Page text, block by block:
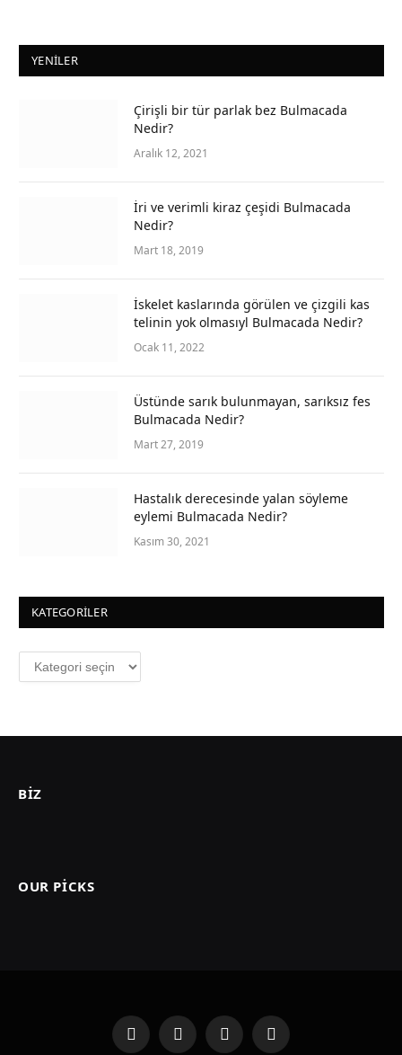
YENILER
Çirişli bir tür parlak bez Bulmacada
Nedir?
Aralık 12, 2021
İri ve verimli kiraz çeşidi Bulmacada
Nedir?
Mart 18, 2019
İskelet kaslarında görülen ve çizgili kas
telinin yok olmasıyl Bulmacada Nedir?
Ocak 11, 2022
Üstünde sarık bulunmayan, sarıksız fes
Bulmacada Nedir?
Mart 27, 2019
Hastalık derecesinde yalan söyleme
eylemi Bulmacada Nedir?
Kasım 30, 2021
KATEGORILER
Kategoriler
BIZ
OUR PICKS
Facebook
X
InstagramPinterest